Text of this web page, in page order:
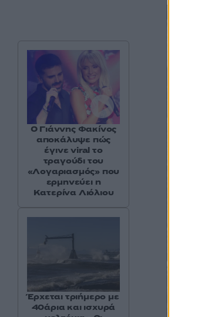
Ο Γιάννης Φακίνος
αποκάλυψε πώς
έγινε viral το
τραγούδι του
«Λογαριασμός» που
ερμηνεύει η
Κατερίνα Λιόλιου
Έρχεται τριήμερο με
40άρια και ισχυρά